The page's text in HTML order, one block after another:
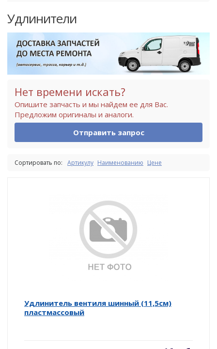
Удлинители
Нет времени искать?
Опишите запчасть и мы найдем ее для Вас.
Предложим оригиналы и аналоги.
Отправить запрос
Сортировать по: Артикулу Наименованию Цене
Удлинитель вентиля шинный (11,5см)
пластмассовый